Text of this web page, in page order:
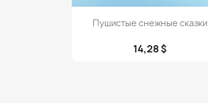
Просмотр
Пушистые снежные сказки
14,28 $